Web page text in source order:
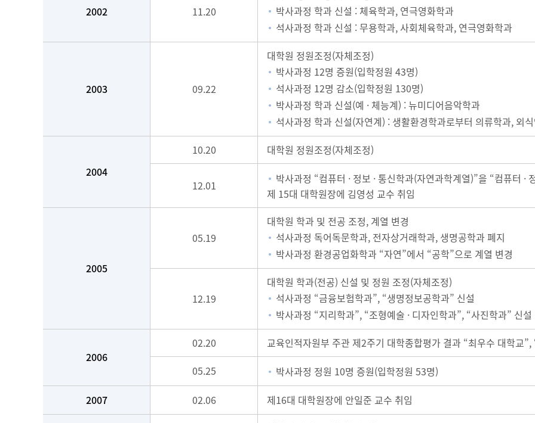
2002 11.20
박사과정 학과 신설 : 체육학과, 연극영화학과
석사과정 학과 신설 : 무용학과, 사회체육학과, 연극영화학과
2003 09.22
대학원 정원조정(자체조정)
박사과정 12명 증원(입학정원 43명)
석사과정 12명 감소(입학정원 130명)
박사과정 학과 신설(예 · 체능계) : 뉴미디어음악학과
석사과정 학과 신설(자연계) : 생활환경학과로부터 의류학과, 외
2004
10.20 대학원 정원조정(자체조정)
12.01
박사과정 “컴퓨터 · 정보 · 통신학과(자연과학계열)”을 “컴퓨터
제 15대 대학원장에 김영성 교수 취임
2005
05.19
대학원 학과 및 전공 조정, 계열 변경
석사과정 독어독문학과, 전자상거래학과, 생명공학과 폐지
박사과정 환경공업화학과 “자연”에서 “공학”으로 계열 변경
12.19
대학원 학과(전공) 신설 및 정원 조정(자체조정)
석사과정 “금융보험학과”, “생명정보공학과” 신설
박사과정 “지리학과”, “조형예술 · 디자인학과”, “사진학과” 신설
2006
02.20
교육인적자원부 주관 제2주기 대학종합평가 결과 “최우수 대학교
05.25
박사과정 정원 10명 증원(입학정원 53명)
2007
02.06 제16대 대학원장에 안일준 교수 취임